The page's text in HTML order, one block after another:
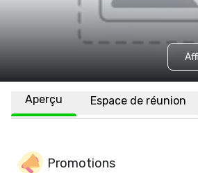
Aperçu Espace de réunion
Promotions